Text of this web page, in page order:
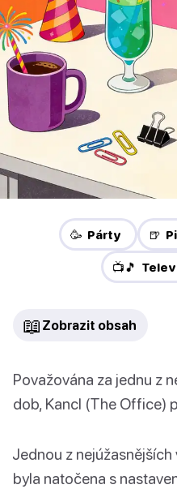
🥳 Párty 🍺
📺🎵
📖 Zobrazit obsah
Považována za jednu z
dob, Kancl (The Office)
Jednou z
byla natočena s